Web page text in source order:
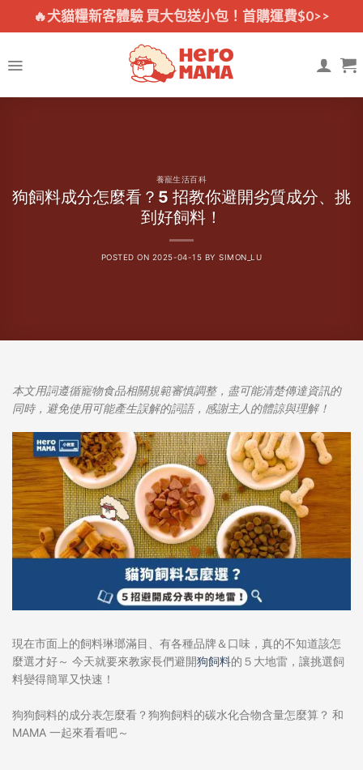
🔥犬貓糧新客體驗 買大包送小包！首購運費$0>>
養寵生活百科
狗飼料成分怎麼看？5 招教你避開劣質成分、挑
到好飼料！
POSTED ON 2025-04-15 BYSIMON_LU
本文用詞遵循寵物食品相關規範審慎調整，盡可能清楚傳達資訊的
同時，避免使用可能產生誤解的詞語，感謝主人的體諒與理解！
現在市面上的飼料琳瑯滿目、有各種品牌＆口味，真的不知道該怎
麼選才好～ 今天就要來教家長們避開狗飼料的５大地雷，讓挑選飼
料變得簡單又快速！
狗狗飼料的成分表怎麼看？狗狗飼料的碳水化合物含量怎麼算？ 和
MAMA 一起來看看吧～